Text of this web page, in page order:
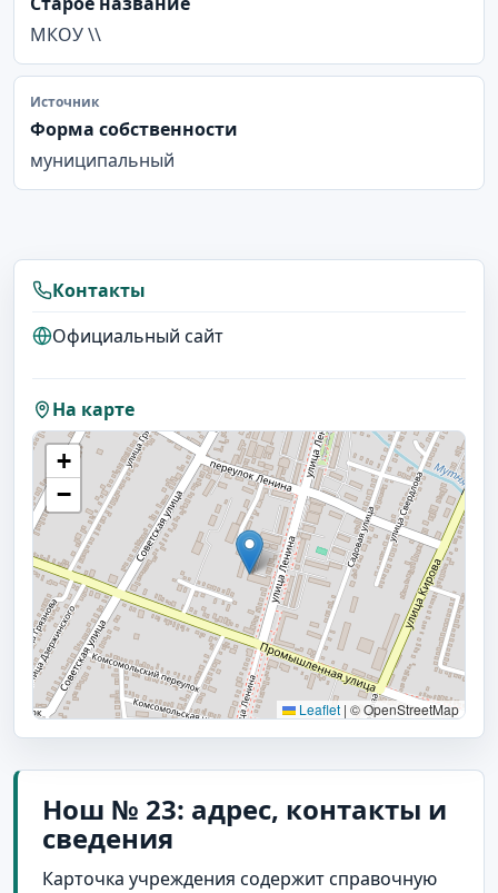
МКОУ \\
Источник
Форма собственности
муниципальный
Контакты
Официальный сайт
На карте
+
−
Leaflet | © OpenStreetMap
Нош № 23: адрес, контакты и
сведения
Карточка учреждения содержит справочную